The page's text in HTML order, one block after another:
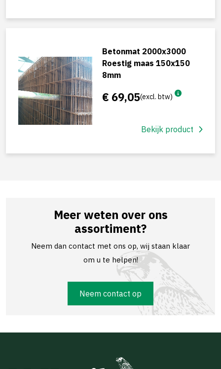
Betonmat 2000x3000
Roestig maas 150x150
8mm
€ 69,05(excl. btw)
Bekijk product
Meer weten over ons
assortiment?
Neem dan contact met ons op, wij staan klaar
om u te helpen!
Neem contact op